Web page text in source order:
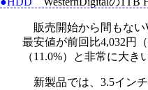
販売開始から間もない
最安値が前回比4,032円
（11.0%）と非常に大き
新製品では、3.5インチ